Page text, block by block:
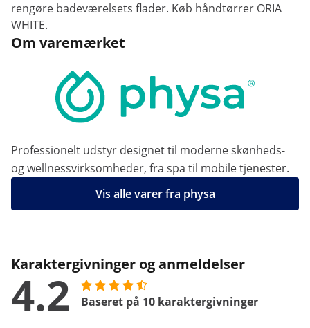
rengøre badeværelsets flader. Køb håndtørrer ORIA
WHITE.
Om varemærket
Professionelt udstyr designet til moderne skønheds-
og wellnessvirksomheder, fra spa til mobile tjenester.
Vis alle varer fra physa
Karaktergivninger og anmeldelser
4.2 Baseret på 10 karaktergivninger